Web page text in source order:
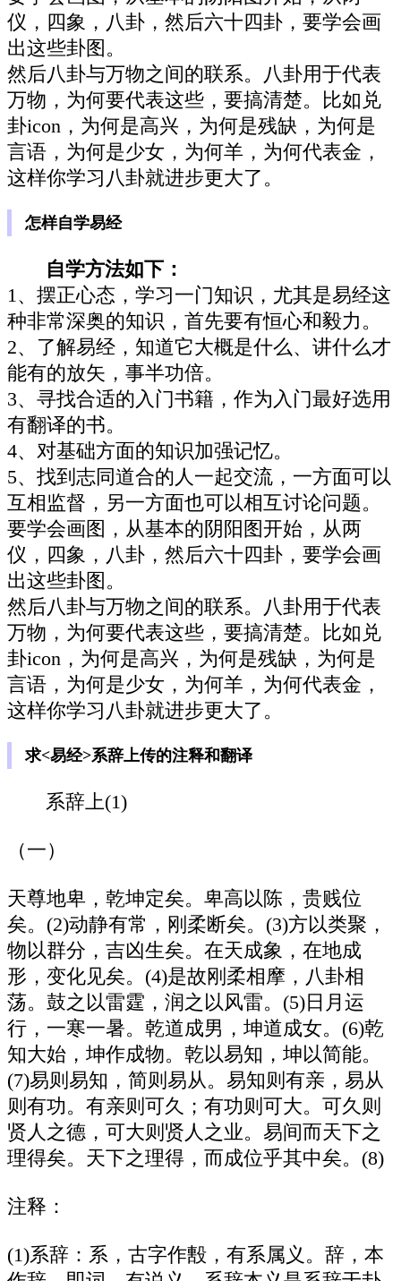
仪，四象，八卦，然后六十四卦，要学会画
出这些卦图。
然后八卦与万物之间的联系。八卦用于代表
万物，为何要代表这些，要搞清楚。比如兑
卦icon，为何是高兴，为何是残缺，为何是
言语，为何是少女，为何羊，为何代表金，
这样你学习八卦就进步更大了。
怎样自学易经
自学方法如下：
1、摆正心态，学习一门知识，尤其是易经这
种非常深奥的知识，首先要有恒心和毅力。
2、了解易经，知道它大概是什么、讲什么才
能有的放矢，事半功倍。
3、寻找合适的入门书籍，作为入门最好选用
有翻译的书。
4、对基础方面的知识加强记忆。
5、找到志同道合的人一起交流，一方面可以
互相监督，另一方面也可以相互讨论问题。
要学会画图，从基本的阴阳图开始，从两
仪，四象，八卦，然后六十四卦，要学会画
出这些卦图。
然后八卦与万物之间的联系。八卦用于代表
万物，为何要代表这些，要搞清楚。比如兑
卦icon，为何是高兴，为何是残缺，为何是
言语，为何是少女，为何羊，为何代表金，
这样你学习八卦就进步更大了。
求<易经>系辞上传的注释和翻译
系辞上(1)
（一）
天尊地卑，乾坤定矣。卑高以陈，贵贱位
矣。(2)动静有常，刚柔断矣。(3)方以类聚，
物以群分，吉凶生矣。在天成象，在地成
形，变化见矣。(4)是故刚柔相摩，八卦相
荡。鼓之以雷霆，润之以风雷。(5)日月运
行，一寒一暑。乾道成男，坤道成女。(6)乾
知大始，坤作成物。乾以易知，坤以简能。
(7)易则易知，简则易从。易知则有亲，易从
则有功。有亲则可久；有功则可大。可久则
贤人之德，可大则贤人之业。易间而天下之
理得矣。天下之理得，而成位乎其中矣。(8)
注释：
(1)系辞：系，古字作毄，有系属义。辞，本